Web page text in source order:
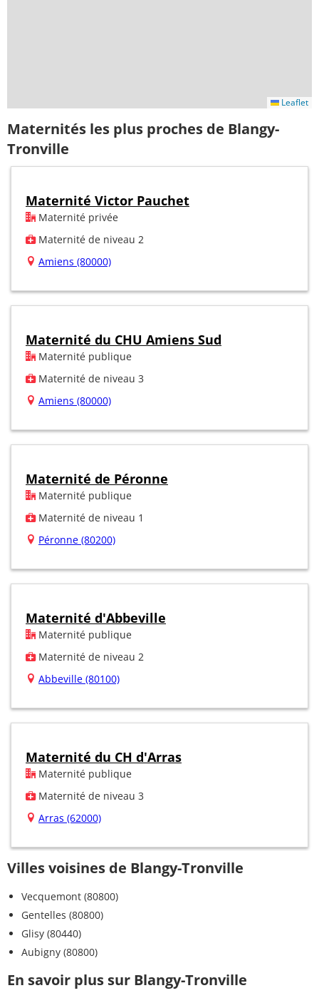
Leaflet
Maternités les plus proches de Blangy-
Tronville
Maternité Victor Pauchet
Maternité privée
Maternité de niveau 2
Amiens (80000)
Maternité du CHU Amiens Sud
Maternité publique
Maternité de niveau 3
Amiens (80000)
Maternité de Péronne
Maternité publique
Maternité de niveau 1
Péronne (80200)
Maternité d'Abbeville
Maternité publique
Maternité de niveau 2
Abbeville (80100)
Maternité du CH d'Arras
Maternité publique
Maternité de niveau 3
Arras (62000)
Villes voisines de Blangy-Tronville
Vecquemont (80800)
Gentelles (80800)
Glisy (80440)
Aubigny (80800)
En savoir plus sur Blangy-Tronville